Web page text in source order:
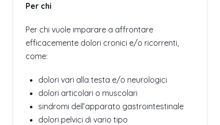
Per chi
Per chi vuole imparare a affrontare
efficacemente dolori cronici e/o ricorrenti,
come:
dolori vari alla testa e/o neurologici
dolori articolari o muscolari
sindromi dell’apparato gastrointestinale
dolori pelvici di vario tipo